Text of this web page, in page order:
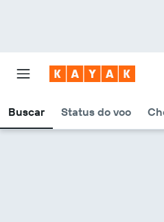
Buscar Status do voo